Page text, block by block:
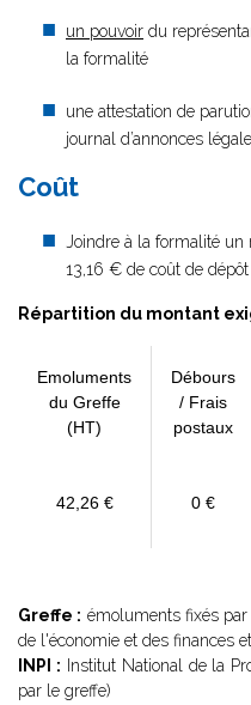
un pouvoir du
la formalité
une attestation de
journal d’annonces
Coût
Joindre à la formalité
13,16 € de coût de dépôt
Répartition du montant
Emoluments
du Greffe
(HT)
Débours
/ Frais
postaux
42,26 € 0 €
Greffe : émoluments fixés
de l'économie et des finances
INPI : Institut National de la
par le greffe)